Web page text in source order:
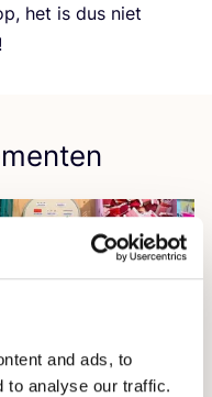
and ads, to
to analyse our traffic.
het is dus niet